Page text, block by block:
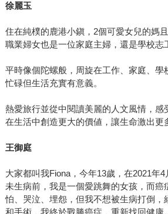
徐麗玉
住在純樸的鹿港小鎭，2個可愛女兒的媽
職業婦女也是一位家庭主婦，還是學校志
平時像個陀螺般，周旋在工作、家庭、學
忙碌但生活充實有意義。
熱愛旅行並從中閱讀美麗的人文風情，感
在生活中創造更大的價値，讓生命激出更
王御庭
大家都叫我Fiona，今年13歲，在2021年4
未生病前，我是一個愛跳舞的女孩，而癌
怕、哭泣、埋怨，但我不想被生病打倒，
和手術，我終於戰勝癌症，重新找回健康。